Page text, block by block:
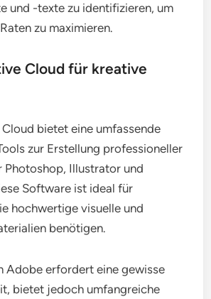
und -texte zu identifizieren, um
zu maximieren.
Cloud für kreative
bietet eine umfassende
zur Erstellung professioneller
Photoshop, Illustrator und
Software ist ideal für
hochwertige visuelle und
benötigen.
Adobe erfordert eine gewisse
bietet jedoch umfangreiche